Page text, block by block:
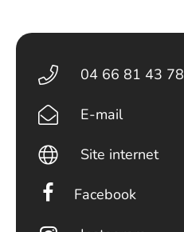
04 66 81 43 78
E-mail
Site internet
Facebook